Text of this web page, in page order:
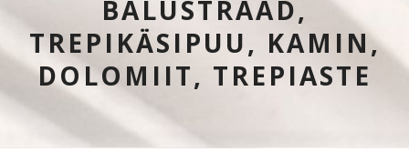
BALUSTRAAD,
TREPIKÄSIPUU, KAMIN,
DOLOMIIT, TREPIASTE